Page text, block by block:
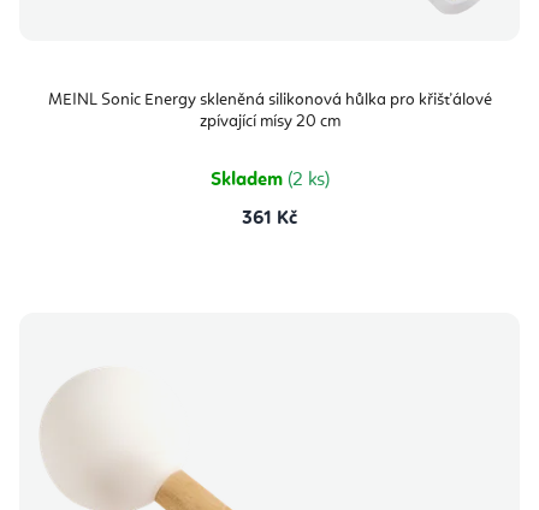
MEINL Sonic Energy skleněná silikonová hůlka pro křišťálové
zpívající mísy 20 cm
Skladem (2 ks)
361 Kč